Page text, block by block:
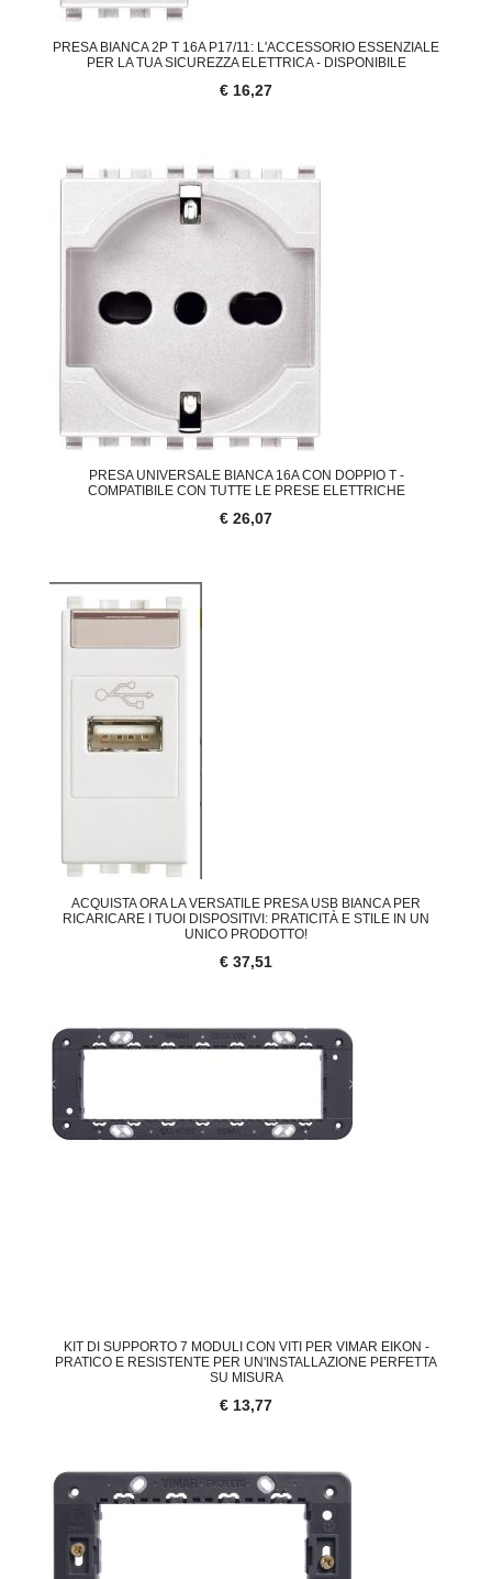
PRESA BIANCA 2P T 16A P17/11: L'ACCESSORIO ESSENZIALE
PER LA TUA SICUREZZA ELETTRICA - DISPONIBILE
€ 16,27
PRESA UNIVERSALE BIANCA 16A CON DOPPIO T -
COMPATIBILE CON TUTTE LE PRESE ELETTRICHE
€ 26,07
ACQUISTA ORA LA VERSATILE PRESA USB BIANCA PER
RICARICARE I TUOI DISPOSITIVI: PRATICITÀ E STILE IN UN
UNICO PRODOTTO!
€ 37,51
KIT DI SUPPORTO 7 MODULI CON VITI PER VIMAR EIKON -
PRATICO E RESISTENTE PER UN'INSTALLAZIONE PERFETTA
SU MISURA
€ 13,77